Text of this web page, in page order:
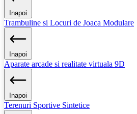
Inapoi
Trambuline si Locuri de Joaca Modulare
Inapoi
Aparate arcade si realitate virtuala 9D
Inapoi
Terenuri Sportive Sintetice